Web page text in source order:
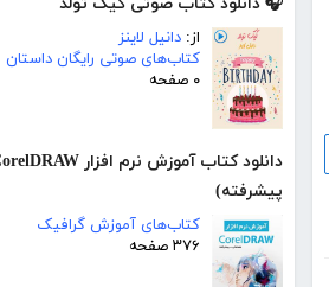
از: دانیل لاینز
کتاب‌های صوتی رایگان داستان
۰ صفحه
پیشرفته)
کتاب‌های آموزش گرافیک
۳۷۶ صفحه